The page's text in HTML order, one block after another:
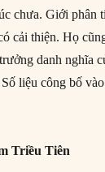
chưa. Giới phân
cải thiện. Họ
danh nghĩa
liệu công bố
Triều Tiên